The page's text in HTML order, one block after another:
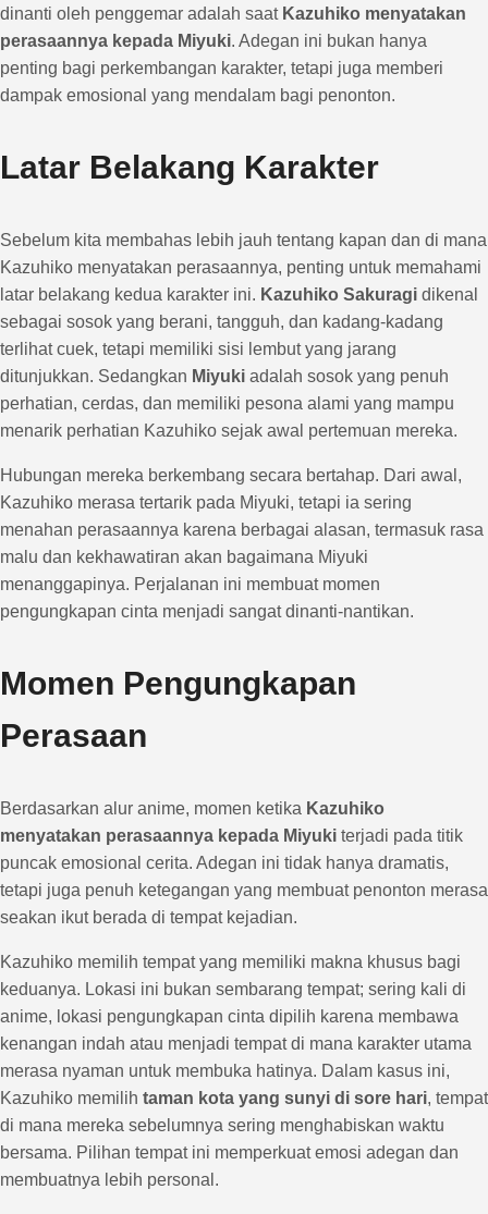
dinanti oleh penggemar adalah saat Kazuhiko menyatakan
perasaannya kepada Miyuki. Adegan ini bukan hanya
penting bagi perkembangan karakter, tetapi juga memberi
dampak emosional yang mendalam bagi penonton.
Latar Belakang Karakter
Sebelum kita membahas lebih jauh tentang kapan dan di mana
Kazuhiko menyatakan perasaannya, penting untuk memahami
latar belakang kedua karakter ini. Kazuhiko Sakuragi dikenal
sebagai sosok yang berani, tangguh, dan kadang-kadang
terlihat cuek, tetapi memiliki sisi lembut yang jarang
ditunjukkan. Sedangkan Miyuki adalah sosok yang penuh
perhatian, cerdas, dan memiliki pesona alami yang mampu
menarik perhatian Kazuhiko sejak awal pertemuan mereka.
Hubungan mereka berkembang secara bertahap. Dari awal,
Kazuhiko merasa tertarik pada Miyuki, tetapi ia sering
menahan perasaannya karena berbagai alasan, termasuk rasa
malu dan kekhawatiran akan bagaimana Miyuki
menanggapinya. Perjalanan ini membuat momen
pengungkapan cinta menjadi sangat dinanti-nantikan.
Momen Pengungkapan
Perasaan
Berdasarkan alur anime, momen ketika Kazuhiko
menyatakan perasaannya kepada Miyuki terjadi pada titik
puncak emosional cerita. Adegan ini tidak hanya dramatis,
tetapi juga penuh ketegangan yang membuat penonton merasa
seakan ikut berada di tempat kejadian.
Kazuhiko memilih tempat yang memiliki makna khusus bagi
keduanya. Lokasi ini bukan sembarang tempat; sering kali di
anime, lokasi pengungkapan cinta dipilih karena membawa
kenangan indah atau menjadi tempat di mana karakter utama
merasa nyaman untuk membuka hatinya. Dalam kasus ini,
Kazuhiko memilih taman kota yang sunyi di sore hari, tempat
di mana mereka sebelumnya sering menghabiskan waktu
bersama. Pilihan tempat ini memperkuat emosi adegan dan
membuatnya lebih personal.